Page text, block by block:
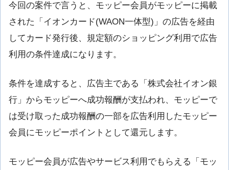
今回の案件で言うと、モッピー会員がモッピーに掲載
された「イオンカード(WAON一体型)」の広告を経由
してカード発行後、規定額のショッピング利用で広告
利用の条件達成になります。
条件を達成すると、広告主である「株式会社イオン銀
行」からモッピーへ成功報酬が支払われ、モッピーで
は受け取った成功報酬の一部を広告利用したモッピー
会員にモッピーポイントとして還元します。
モッピー会員が広告やサービス利用でもらえる「モッ